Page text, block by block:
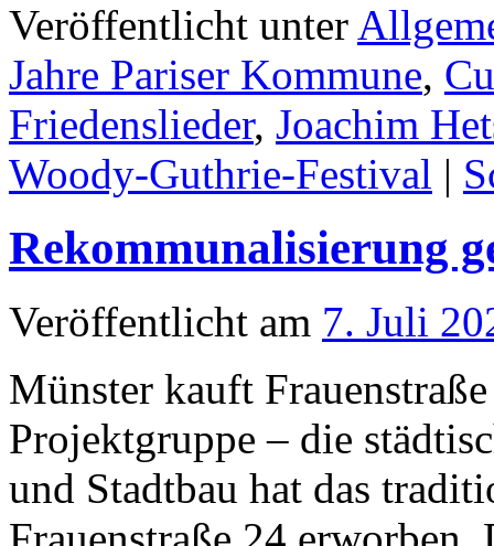
Veröffentlicht unter
Jahre Pariser Kommune,
Friedenslieder, Joachim
Woody-Guthrie-Festival |
Rekommunalisierung
Veröffentlicht am 7. Juli
Münster kauft
Projektgruppe – die
und Stadtbau hat das